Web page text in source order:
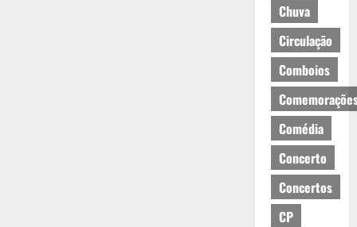
Chuva
Circulação
Comboios
Comédia
Concerto
Concertos
CP